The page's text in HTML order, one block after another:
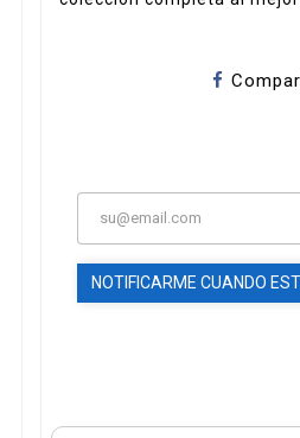
NOTIFICARME CUANDO